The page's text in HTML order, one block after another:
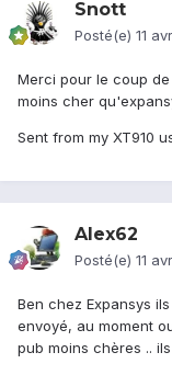
Snott
Posté(e) 11
Merci pour le coup
moins cher
Sent from my XT910
Alex62
Posté(e) 11
Ben chez Expansys
envoyé, au moment
pub moins chères ..